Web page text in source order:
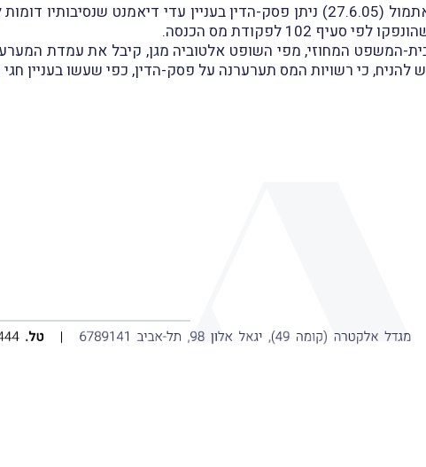
אתמול (27.6.05) ניתן פסק-הדין בעניין עדי דיאמנט
לפי סעיף 102 לפקודת מס הכנסה.
להניח, כי רשויות המס תערערנה על פסק-הדין, כפי שעשו בעניין חגי